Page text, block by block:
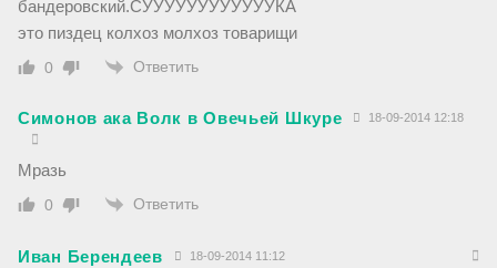
бандеровский.СУУУУУУУУУУУУКА
это пиздец колхоз молхоз товарищи
0 Ответить
Симонов ака Волк в Овечьей Шкуре 18-09-2014 12:18
Мразь
0 Ответить
Иван Берендеев 18-09-2014 11:12